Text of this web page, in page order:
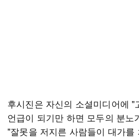
후시진은 자신의 소셜미디어에 "
언급이 되기만 하면 모두의 분노
"잘못을 저지른 사람들이 대가를